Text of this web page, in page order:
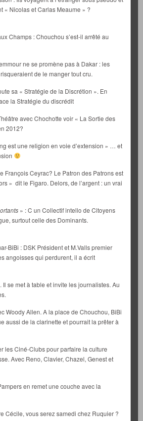
« Nicolas et Carlas Meaume » ?
Champs : Chouchou s’est-il arrêté au
ne se promène pas à Dakar : les
de le manger tout cru.
sa « Stratégie de la Discrétion ». En
la Stratégie du discrédit
avec Chochotte voir « La Sortie des
2012?
est une religion en voie d’extension » … et
François Ceyrac? Le Patron des Patrons est
» dit le Figaro. Delors, de l’argent : un vrai
» : C un Collectif intello de Citoyens
surtout celle des Dominants.
BiBi : DSK Président et M.Valls premier
angoisses qui perdurent, il a écrit
Il se met à table et invite les journalistes. Au
Woody Allen. A la place de Chouchou, BiBi
aussi de la clarinette et pourrait la prêter à
les Ciné-Clubs pour parfaire la culture
Avec Reno, Clavier, Chazel, Genest et
en remet une couche avec la
Cécile, vous serez samedi chez Ruquier ?